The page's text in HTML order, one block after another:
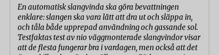
En automatisk slangvinda ska göra bevattningen
enklare: slangen ska vara lätt att dra ut och släppa in,
och tåla både upprepad användning och gassande sol.
Testfaktas test av nio väggmonterade slangvindor visar
att de flesta fungerar bra i vardagen, men också att det